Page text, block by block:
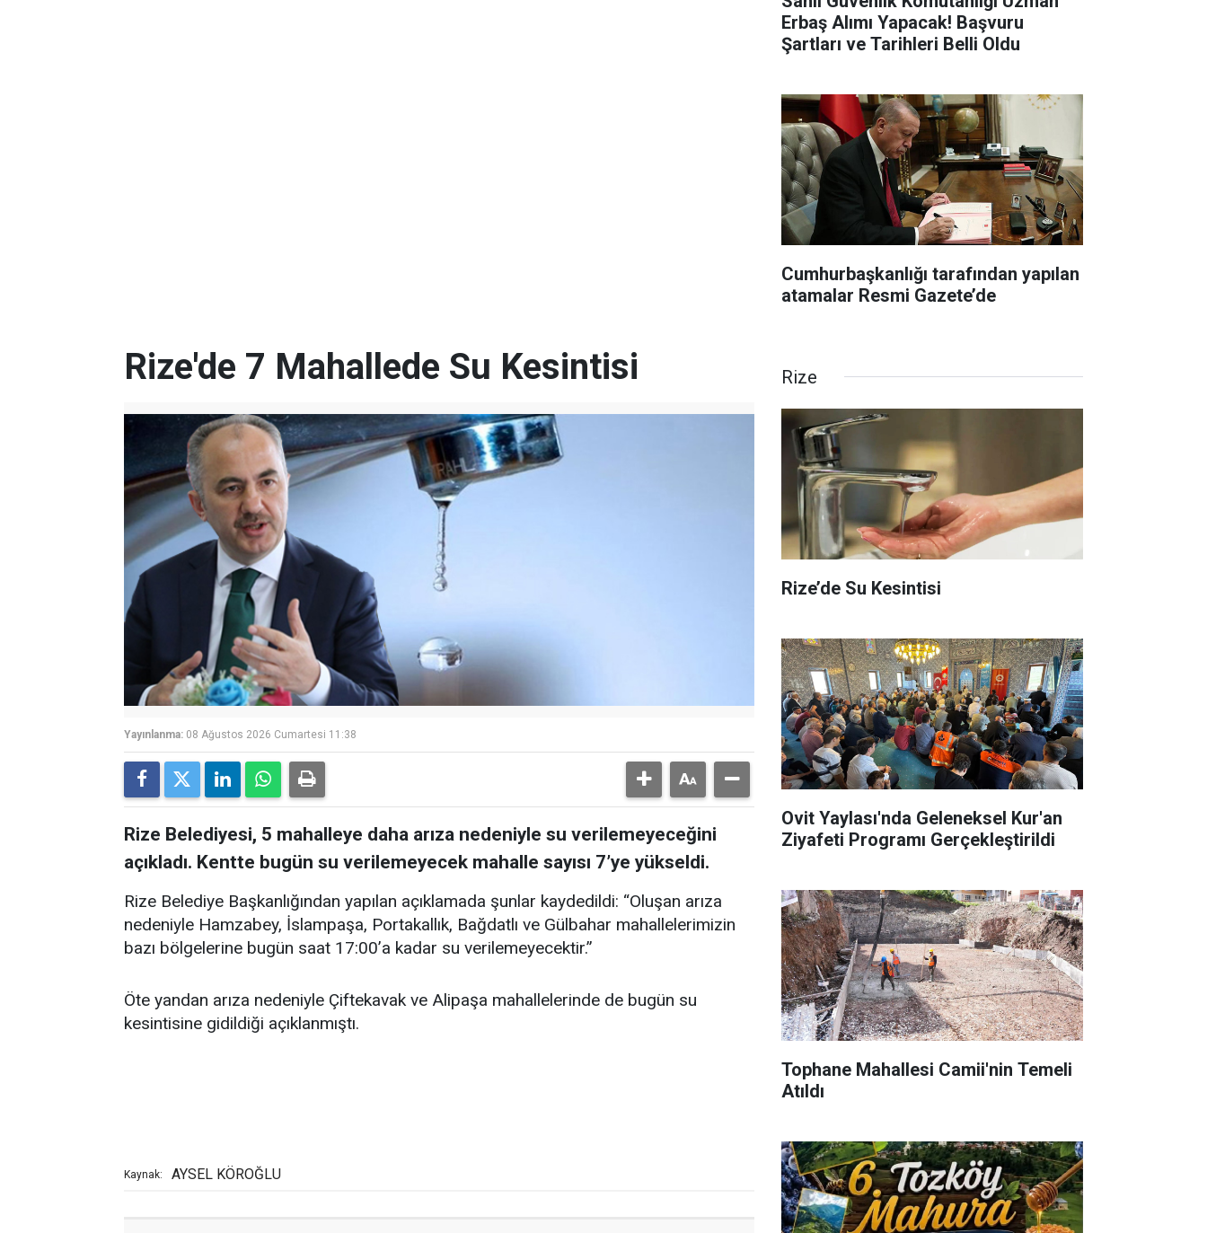
Erbaş Alımı Yapacak! Başvuru
Şartları ve Tarihleri Belli Oldu
Cumhurbaşkanlığı tarafından yapılan
atamalar Resmi Gazete’de
Rize'de 7 Mahallede Su Kesintisi
Yayınlanma: 08 Ağustos 2026 Cumartesi 11:38
Rize Belediyesi, 5 mahalleye daha arıza nedeniyle su verilemeyeceğini
açıkladı. Kentte bugün su verilemeyecek mahalle sayısı 7’ye yükseldi.
Rize Belediye Başkanlığından yapılan açıklamada şunlar kaydedildi: “Oluşan arıza
nedeniyle Hamzabey, İslampaşa, Portakallık, Bağdatlı ve Gülbahar mahallelerimizin
bazı bölgelerine bugün saat 17:00’a kadar su verilemeyecektir.”
Öte yandan arıza nedeniyle Çiftekavak ve Alipaşa mahallelerinde de bugün su
kesintisine gidildiği açıklanmıştı.
Kaynak: AYSEL KÖROĞLU
Rize
Rize’de Su Kesintisi
Ovit Yaylası'nda Geleneksel Kur'an
Ziyafeti Programı Gerçekleştirildi
Tophane Mahallesi Camii'nin Temeli
Atıldı